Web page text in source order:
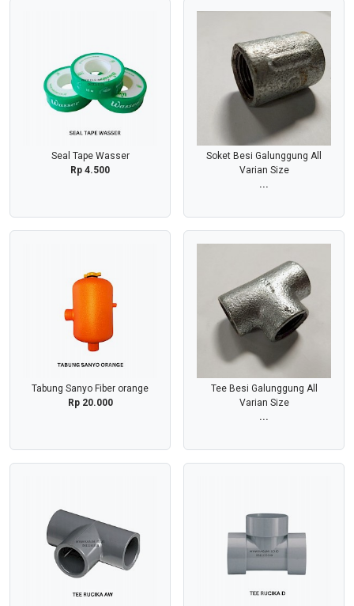
Seal Tape Wasser
Rp 4.500
Soket Besi Galunggung All
Varian Size
...
Tabung Sanyo Fiber orange
Rp 20.000
Tee Besi Galunggung All
Varian Size
...